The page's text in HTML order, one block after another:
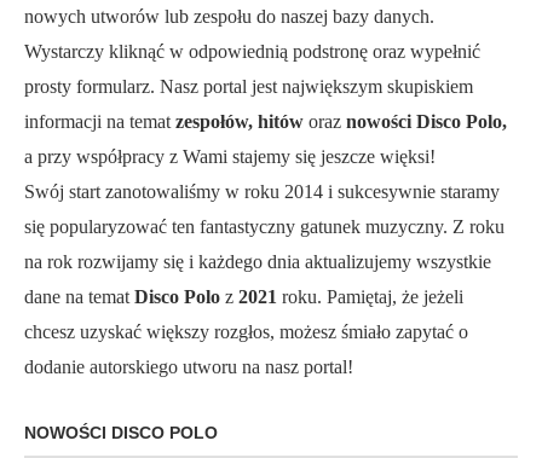
nowych utworów lub zespołu do naszej bazy danych.
Wystarczy kliknąć w odpowiednią podstronę oraz wypełnić
prosty formularz. Nasz portal jest największym skupiskiem
informacji na tematzespołów, hitów oraz nowości Disco Polo,
a przy współpracy z Wami stajemy się jeszcze więksi!
Swój start zanotowaliśmy w roku 2014 i sukcesywnie staramy
się popularyzować ten fantastyczny gatunek muzyczny. Z roku
na rok rozwijamy się i każdego dnia aktualizujemy wszystkie
dane na tematDisco Polo z 2021 roku. Pamiętaj, że jeżeli
chcesz uzyskać większy rozgłos, możesz śmiało zapytać o
dodanie autorskiego utworu na nasz portal!
NOWOŚCI DISCO POLO